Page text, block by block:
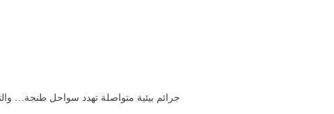
جرائم بيئية متواصلة تهدد سواحل طنجة…